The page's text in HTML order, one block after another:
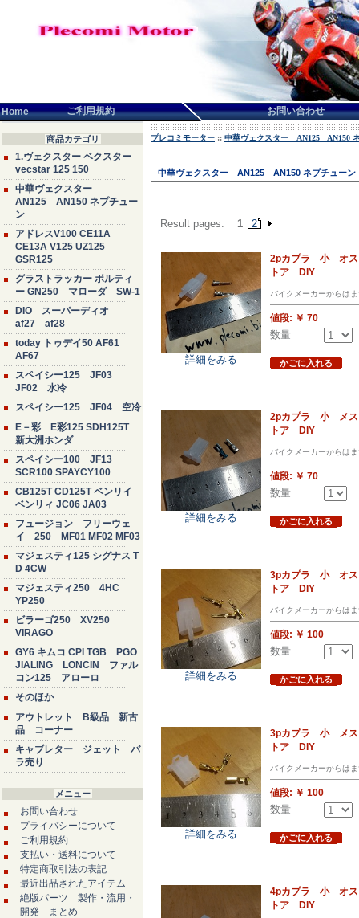
Home ご利用規約 お問い合わせ
商品カテゴリ
1.ヴェクスター ベクスター
vecstar 125 150
中華ヴェクスター
AN125 AN150 ネプチュー
ン
アドレスV100 CE11A
CE13A V125 UZ125
GSR125
グラストラッカー ボルティ
ー GN250 マローダ SW-1
DIO スーパーディオ
af27 af28
today トゥデイ50 AF61
AF67
スペイシー125 JF03
JF02 水冷
スペイシー125 JF04 空冷
E－彩 E彩125 SDH125T
新大洲ホンダ
スペイシー100 JF13
SCR100 SPAYCY100
CB125T CD125T ベンリイ
ベンリィ JC06 JA03
フュージョン フリーウェ
イ 250 MF01 MF02 MF03
マジェスティ125 シグナス T
D 4CW
マジェスティ250 4HC
YP250
ビラーゴ250 XV250
VIRAGO
GY6 キムコ CPI TGB PGO
JIALING LONCIN ファル
コン125 アローロ
そのほか
アウトレット B級品 新古
品 コーナー
キャブレター ジェット バ
ラ売り
メニュー
お問い合わせ
プライバシーについて
ご利用規約
支払い・送料について
特定商取引法の表記
最近出品されたアイテム
絶版パーツ 製作・流用・
開発 まとめ
プレコミモーター :: 中華ヴェクスター AN125 AN150
中華ヴェクスター AN125 AN150 ネプチューン
Result pages: 1 2
詳細をみる
2pカプラ 小 オ
トア DIY
バイクメーカーからは
値段: ￥ 70
数量
かごに入れる
詳細をみる
2pカプラ 小 メ
トア DIY
バイクメーカーからは
値段: ￥ 70
数量
かごに入れる
詳細をみる
3pカプラ 小 オ
トア DIY
バイクメーカーからは
値段: ￥ 100
数量
かごに入れる
詳細をみる
3pカプラ 小 メ
トア DIY
バイクメーカーからは
値段: ￥ 100
数量
かごに入れる
4pカプラ 小 オ
トア DIY